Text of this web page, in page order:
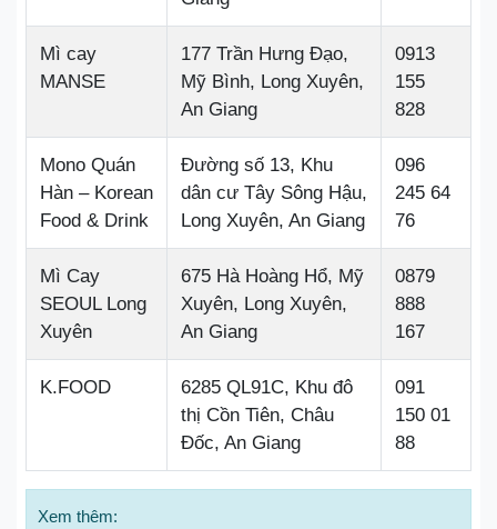
Mì cay
MANSE
177 Trần Hưng Đạo,
Mỹ Bình, Long Xuyên,
An Giang
0913
155
828
Mono Quán
Hàn – Korean
Food & Drink
Đường số 13, Khu
dân cư Tây Sông Hậu,
Long Xuyên, An Giang
096
245 64
76
Mì Cay
SEOUL Long
Xuyên
675 Hà Hoàng Hổ, Mỹ
Xuyên, Long Xuyên,
An Giang
0879
888
167
K.FOOD
6285 QL91C, Khu đô
thị Cồn Tiên, Châu
Đốc, An Giang
091
150 01
88
Xem thêm: